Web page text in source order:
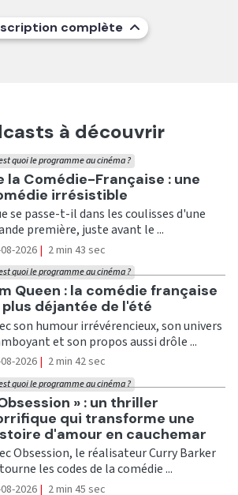
complète
à découvrir
la Comédie-Française : une
irrésistible
quoi le programme au cinéma ?
se passe-t-il dans les coulisses d'une
première, juste avant le ...
2026 | 2 min 43 sec
Queen : la comédie française
plus déjantée de l'été
quoi le programme au cinéma ?
son humour irrévérencieux, son univers
et son propos aussi drôle ...
2026 | 2 min 42 sec
» : un thriller
qui transforme une
d'amour en cauchemar
quoi le programme au cinéma ?
Obsession, le réalisateur Curry Barker
les codes de la comédie ...
2026 | 2 min 45 sec